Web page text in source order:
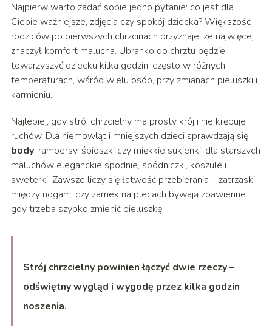
Najpierw warto zadać sobie jedno pytanie: co jest dla
Ciebie ważniejsze, zdjęcia czy spokój dziecka? Większość
rodziców po pierwszych chrzcinach przyznaje, że najwięcej
znaczył komfort malucha. Ubranko do chrztu będzie
towarzyszyć dziecku kilka godzin, często w różnych
temperaturach, wśród wielu osób, przy zmianach pieluszki i
karmieniu.
Najlepiej, gdy strój chrzcielny ma prosty krój i nie krępuje
ruchów. Dla niemowląt i mniejszych dzieci sprawdzają się
body, rampersy, śpioszki czy miękkie sukienki, dla starszych
maluchów eleganckie spodnie, spódniczki, koszule i
sweterki. Zawsze liczy się łatwość przebierania – zatrzaski
między nogami czy zamek na plecach bywają zbawienne,
gdy trzeba szybko zmienić pieluszkę.
Strój chrzcielny powinien łączyć dwie rzeczy –
odświętny wygląd i wygodę przez kilka godzin
noszenia.